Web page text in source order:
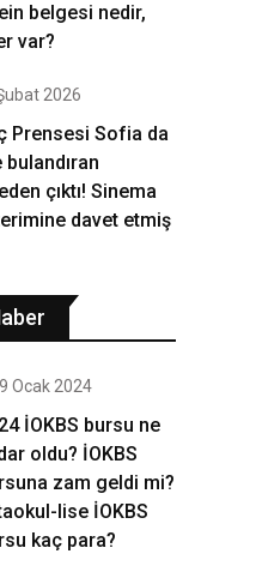
belgesi nedir,
var?
2026
Prensesi Sofia da
bulandıran
çıktı! Sinema
davet etmiş
9 Ocak 2024
İOKBS bursu ne
oldu? İOKBS
zam geldi mi?
lise İOKBS
kaç para?